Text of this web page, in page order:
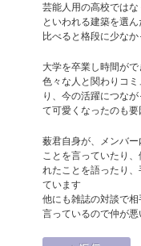
芸能人用の高校では
といわれる建築を選
比べると格段に少なか
大学を卒業し時間が
色々な人と関わりコ
り、今の活躍につな
て可愛くなったのも要
薮君自身が、メンバ
ことを言っていたり
れたことを語ったり
ています
他にも雑誌の対談で
言っているので仲が悪